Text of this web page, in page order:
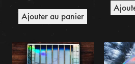
Ajouter au panier